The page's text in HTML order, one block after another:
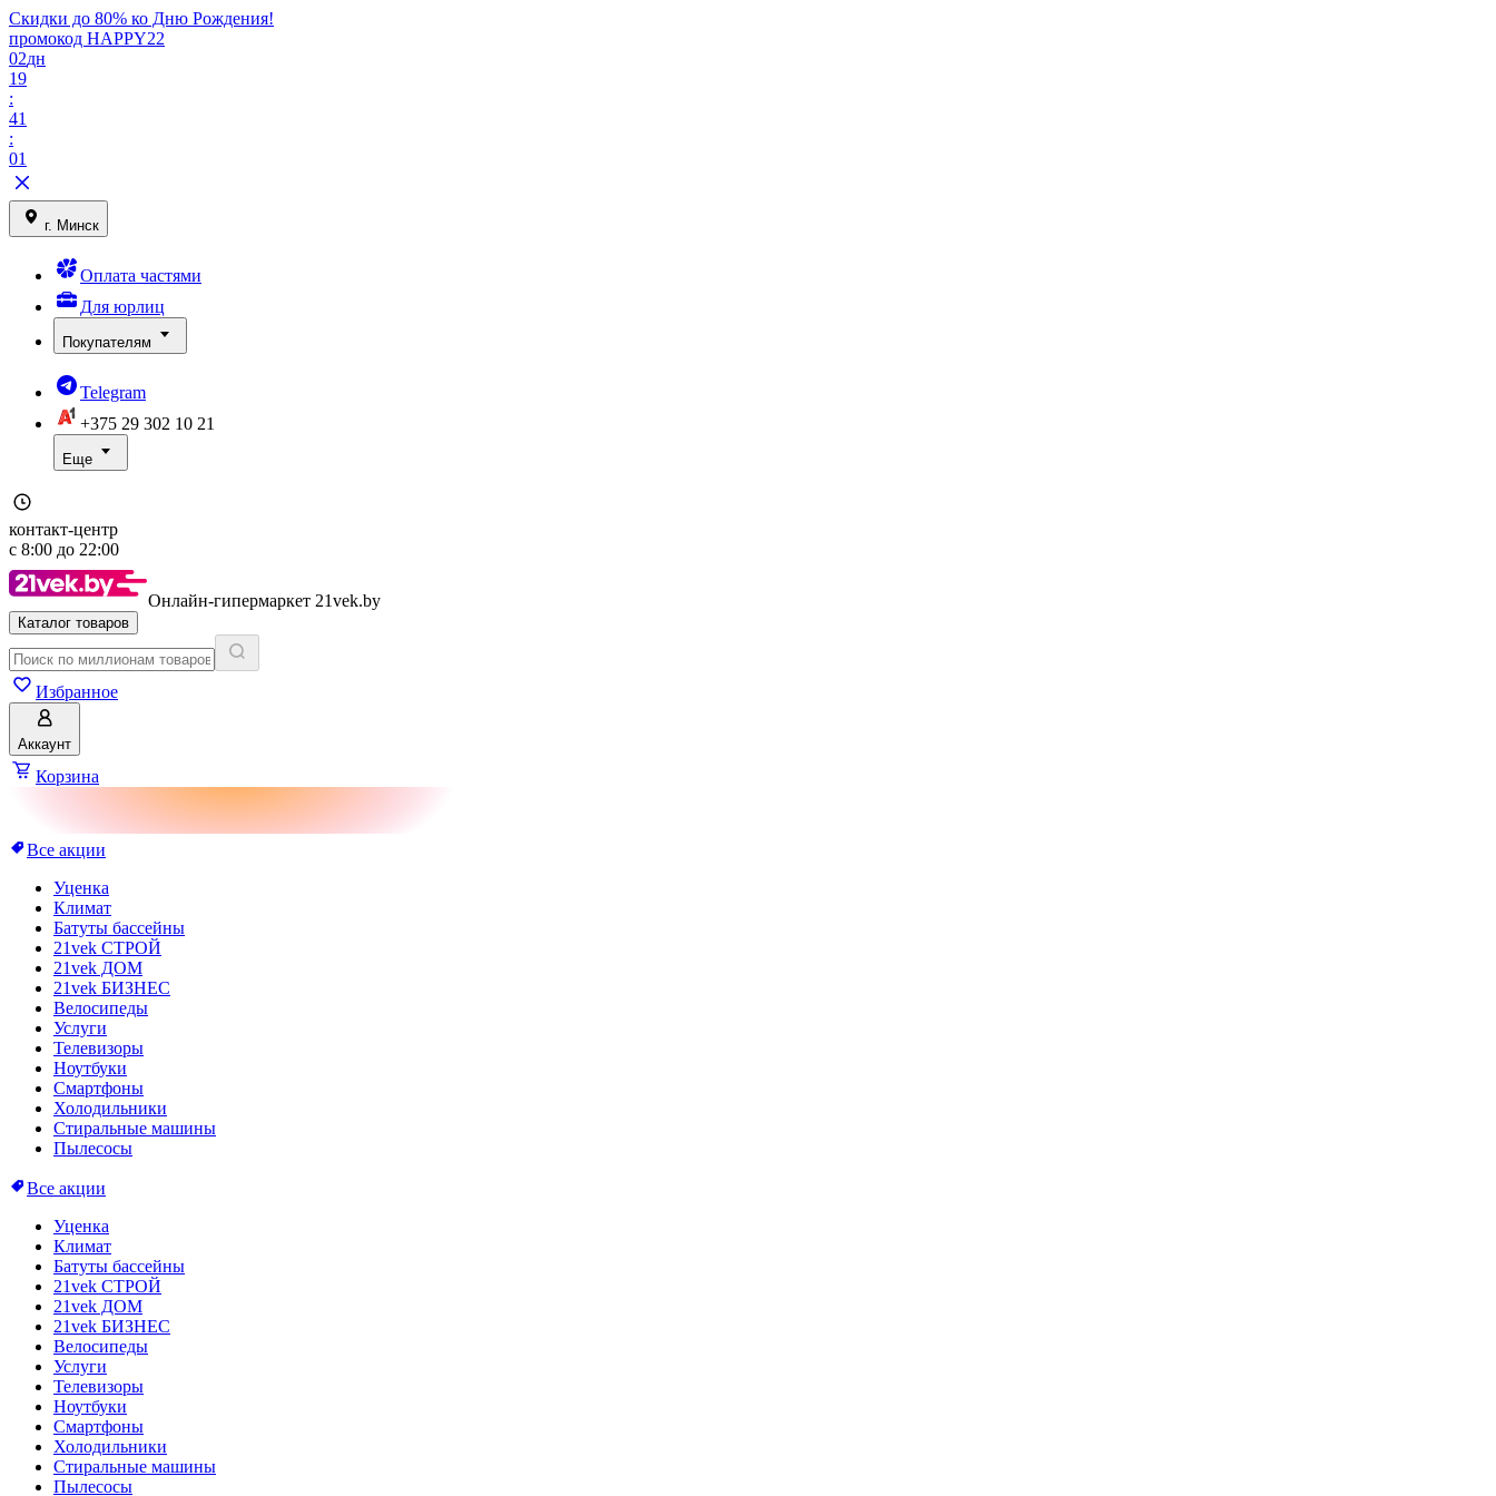
Скидки до 80% ко Дню Рождения!
промокод HAPPY22
02дн
19
:
41
:
01
г. Минск
Оплата частями
Для юрлиц
Покупателям
Telegram
+375 29 302 10 21
Еще
контакт-центр
с 8:00 до 22:00
Онлайн-гипермаркет 21vek.by
Каталог товаров
Избранное
Аккаунт
Корзина
Все акции
Уценка
Климат
Батуты бассейны
21vek СТРОЙ
21vek ДОМ
21vek БИЗНЕС
Велосипеды
Услуги
Телевизоры
Ноутбуки
Смартфоны
Холодильники
Стиральные машины
Пылесосы
Все акции
Уценка
Климат
Батуты бассейны
21vek СТРОЙ
21vek ДОМ
21vek БИЗНЕС
Велосипеды
Услуги
Телевизоры
Ноутбуки
Смартфоны
Холодильники
Стиральные машины
Пылесосы